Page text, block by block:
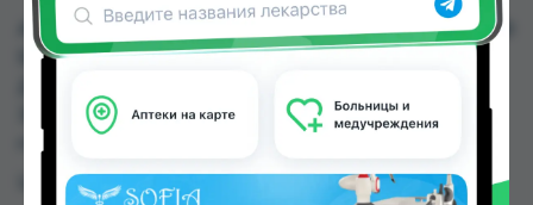
АНТИПЕРЕПИРАНТ ЭФФЕКТ ПУДРЫ СЕНСИТИФ
50МЛ -30 можно купить или заказать в аптеках,
30.00 TJS до 32.00 TJS в Душанбе и других
Цена: от
30.00 TJS